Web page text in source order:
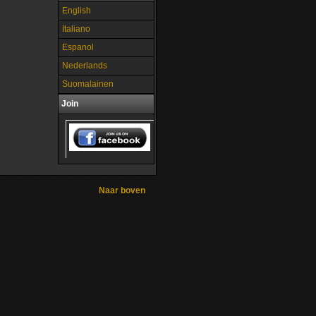
English
Italiano
Espanol
Nederlands
Suomalainen
Join
Naar boven